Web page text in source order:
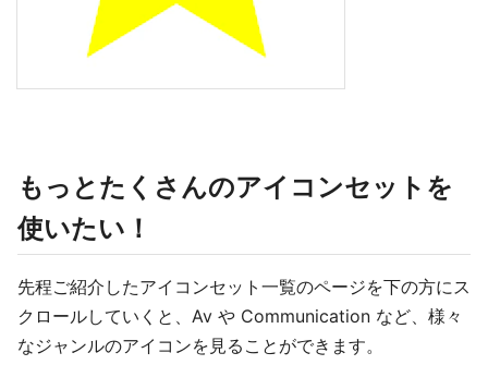
もっとたくさんのアイコンセットを
使いたい！
先程ご紹介したアイコンセット一覧のページを下の方にス
クロールしていくと、Av や Communication など、様々
なジャンルのアイコンを見ることができます。